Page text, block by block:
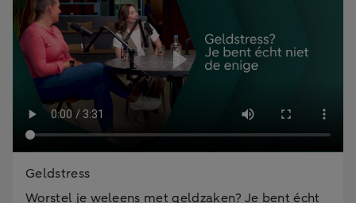
Geldstress
Worstel je weleens met geldzaken? Je bent écht